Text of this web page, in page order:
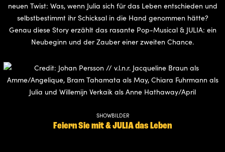
neuen Twist: Was, wenn Julia sich für das Leben entschieden und
selbstbestimmt ihr Schicksal in die Hand genommen hätte?
Genau diese Story erzählt das rasante Pop-Musical & JULIA: ein
Neubeginn und der Zauber einer zweiten Chance.
SHOWBILDER
Feiern Sie mit & JULIA das Leben